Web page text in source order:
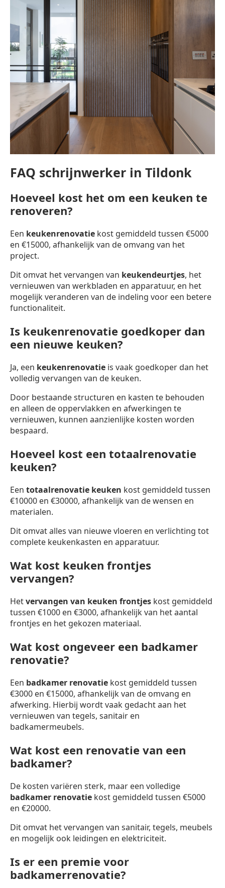
FAQ schrijnwerker in Tildonk
Hoeveel kost het om een keuken te
renoveren?
Een keukenrenovatie kost gemiddeld tussen €5000
en €15000, afhankelijk van de omvang van het
project.
Dit omvat het vervangen van keukendeurtjes, het
vernieuwen van werkbladen en apparatuur, en het
mogelijk veranderen van de indeling voor een betere
functionaliteit.
Is keukenrenovatie goedkoper dan
een nieuwe keuken?
Ja, een keukenrenovatie is vaak goedkoper dan het
volledig vervangen van de keuken.
Door bestaande structuren en kasten te behouden
en alleen de oppervlakken en afwerkingen te
vernieuwen, kunnen aanzienlijke kosten worden
bespaard.
Hoeveel kost een totaalrenovatie
keuken?
Een totaalrenovatie keuken kost gemiddeld tussen
€10000 en €30000, afhankelijk van de wensen en
materialen.
Dit omvat alles van nieuwe vloeren en verlichting tot
complete keukenkasten en apparatuur.
Wat kost keuken frontjes
vervangen?
Hetvervangen van keuken frontjes kost gemiddeld
tussen €1000 en €3000, afhankelijk van het aantal
frontjes en het gekozen materiaal.
Wat kost ongeveer een badkamer
renovatie?
Een badkamer renovatie kost gemiddeld tussen
€3000 en €15000, afhankelijk van de omvang en
afwerking. Hierbij wordt vaak gedacht aan het
vernieuwen van tegels, sanitair en
badkamermeubels.
Wat kost een renovatie van een
badkamer?
De kosten variëren sterk, maar een volledige
badkamer renovatie kost gemiddeld tussen €5000
en €20000.
Dit omvat het vervangen van sanitair, tegels, meubels
en mogelijk ook leidingen en elektriciteit.
Is er een premie voor
badkamerrenovatie?